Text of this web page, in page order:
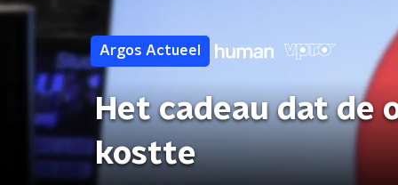
Argos Actueel
Het cadeau dat de
kostte